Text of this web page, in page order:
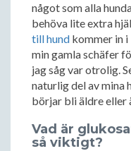
något som alla
behöva lite extra
till hund kommer in
min gamla schäfer
jag såg var otrolig.
naturlig del av mina
börjar bli äldre eller
Vad är
så viktigt?